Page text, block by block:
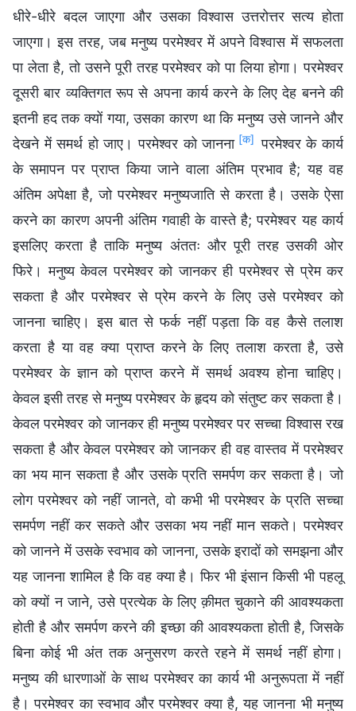
धीरे-धीरे बदल जाएगा और उसका विश्वास उत्तरोत्तर सत्य होता
जाएगा। इस तरह, जब मनुष्य परमेश्वर में अपने विश्वास में सफलता
पा लेता है, तो उसने पूरी तरह परमेश्वर को पा लिया होगा। परमेश्वर
दूसरी बार व्यक्तिगत रूप से अपना कार्य करने के लिए देह बनने की
इतनी हद तक क्यों गया, उसका कारण था कि मनुष्य उसे जानने और
देखने में समर्थ हो जाए। परमेश्वर को जानना [क] परमेश्वर के कार्य
के समापन पर प्राप्त किया जाने वाला अंतिम प्रभाव है; यह वह
अंतिम अपेक्षा है, जो परमेश्वर मनुष्यजाति से करता है। उसके ऐसा
करने का कारण अपनी अंतिम गवाही के वास्ते है; परमेश्वर यह कार्य
इसलिए करता है ताकि मनुष्य अंततः और पूरी तरह उसकी ओर
फिरे। मनुष्य केवल परमेश्वर को जानकर ही परमेश्वर से प्रेम कर
सकता है और परमेश्वर से प्रेम करने के लिए उसे परमेश्वर को
जानना चाहिए। इस बात से फर्क नहीं पड़ता कि वह कैसे तलाश
करता है या वह क्या प्राप्त करने के लिए तलाश करता है, उसे
परमेश्वर के ज्ञान को प्राप्त करने में समर्थ अवश्य होना चाहिए।
केवल इसी तरह से मनुष्य परमेश्वर के हृदय को संतुष्ट कर सकता है।
केवल परमेश्वर को जानकर ही मनुष्य परमेश्वर पर सच्चा विश्वास रख
सकता है और केवल परमेश्वर को जानकर ही वह वास्तव में परमेश्वर
का भय मान सकता है और उसके प्रति समर्पण कर सकता है। जो
लोग परमेश्वर को नहीं जानते, वो कभी भी परमेश्वर के प्रति सच्चा
समर्पण नहीं कर सकते और उसका भय नहीं मान सकते। परमेश्वर
को जानने में उसके स्वभाव को जानना, उसके इरादों को समझना और
यह जानना शामिल है कि वह क्या है। फिर भी इंसान किसी भी पहलू
को क्यों न जाने, उसे प्रत्येक के लिए क़ीमत चुकाने की आवश्यकता
होती है और समर्पण करने की इच्छा की आवश्यकता होती है, जिसके
बिना कोई भी अंत तक अनुसरण करते रहने में समर्थ नहीं होगा।
मनुष्य की धारणाओं के साथ परमेश्वर का कार्य भी अनुरूपता में नहीं
है। परमेश्वर का स्वभाव और परमेश्वर क्या है, यह जानना भी मनुष्य